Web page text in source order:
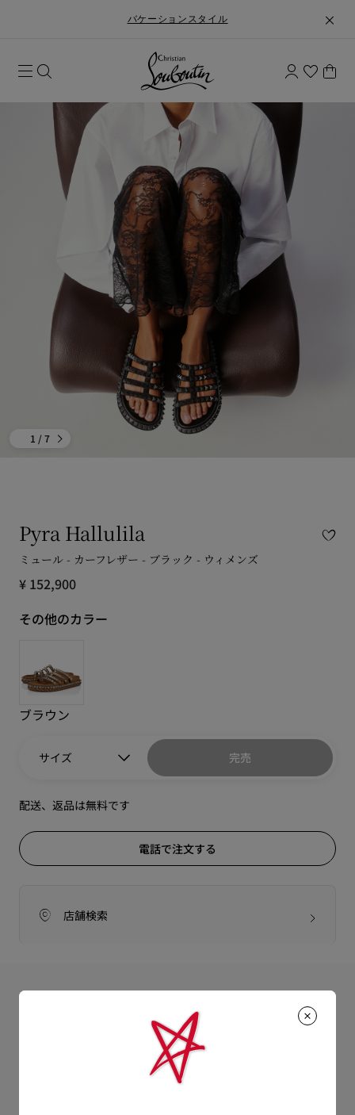
バケーションスタイル
1 / 7
Pyra Hallulila
ミュール - カーフレザー - ブラック - ウィメンズ
¥ 152,900
その他のカラー
ブラウン
サイズ 完売
配送、返品は無料です
電話で注文する
店舗検索
製品詳細
サウジアラビアの古代遺産アルウラにインスパイアされたPyra
Hallulila（ピラ・ハルリラ）は、ワックス仕上げのブラックカ
ーフレザーを使用した洗練された一足です。